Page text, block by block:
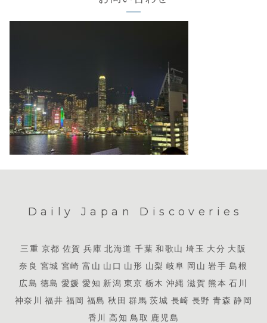
Daily Japan Discoveries
三重 京都 佐賀 兵庫 北海道 千葉 和歌山 埼玉 大分 大阪
奈良 宮城 宮崎 富山 山口 山形 山梨 岐阜 岡山 岩手 島根
広島 徳島 愛媛 愛知 新潟 東京 栃木 沖縄 滋賀 熊本 石川
神奈川 福井 福岡 福島 秋田 群馬 茨城 長崎 長野 青森 静岡
香川 高知 鳥取 鹿児島